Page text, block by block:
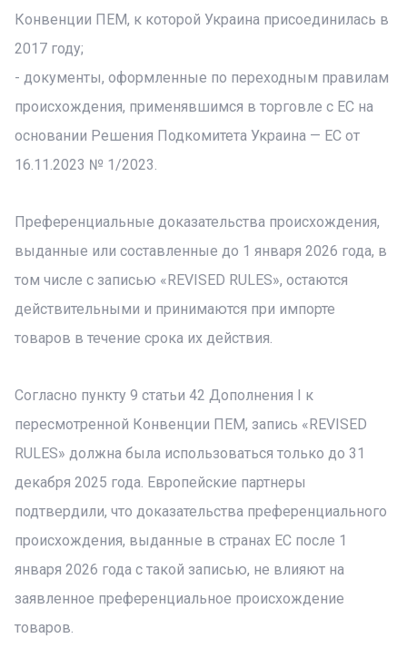
Конвенции ПЕМ, к которой Украина присоединилась в
2017 году;
- документы, оформленные по переходным правилам
происхождения, применявшимся в торговле с ЕС на
основании Решения Подкомитета Украина — ЕС от
16.11.2023 № 1/2023.
Преференциальные доказательства происхождения,
выданные или составленные до 1 января 2026 года, в
том числе с записью «REVISED RULES», остаются
действительными и принимаются при импорте
товаров в течение срока их действия.
Согласно пункту 9 статьи 42 Дополнения I к
пересмотренной Конвенции ПЕМ, запись «REVISED
RULES» должна была использоваться только до 31
декабря 2025 года. Европейские партнеры
подтвердили, что доказательства преференциального
происхождения, выданные в странах ЕС после 1
января 2026 года с такой записью, не влияют на
заявленное преференциальное происхождение
товаров.